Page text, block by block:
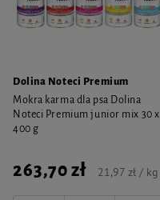
Dolina Noteci Premium
Mokra karma dla psa Dolina
Noteci Premium junior mix 30 x
400 g
263,70 zł 21,97 zł / kg